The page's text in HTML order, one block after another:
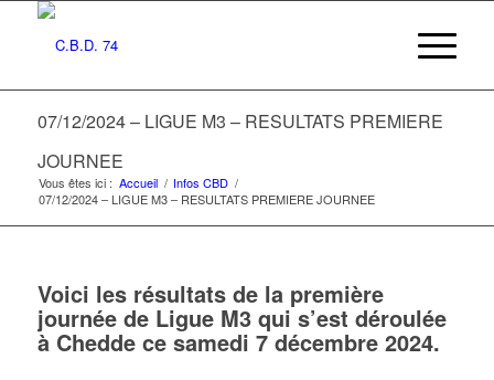
07/12/2024 – LIGUE M3 – RESULTATS PREMIERE
JOURNEE
Vous êtes ici : Accueil / Infos CBD /
07/12/2024 – LIGUE M3 – RESULTATS PREMIERE JOURNEE
Voici les résultats de la première
journée de Ligue M3 qui s’est déroulée
à Chedde ce samedi 7 décembre 2024.